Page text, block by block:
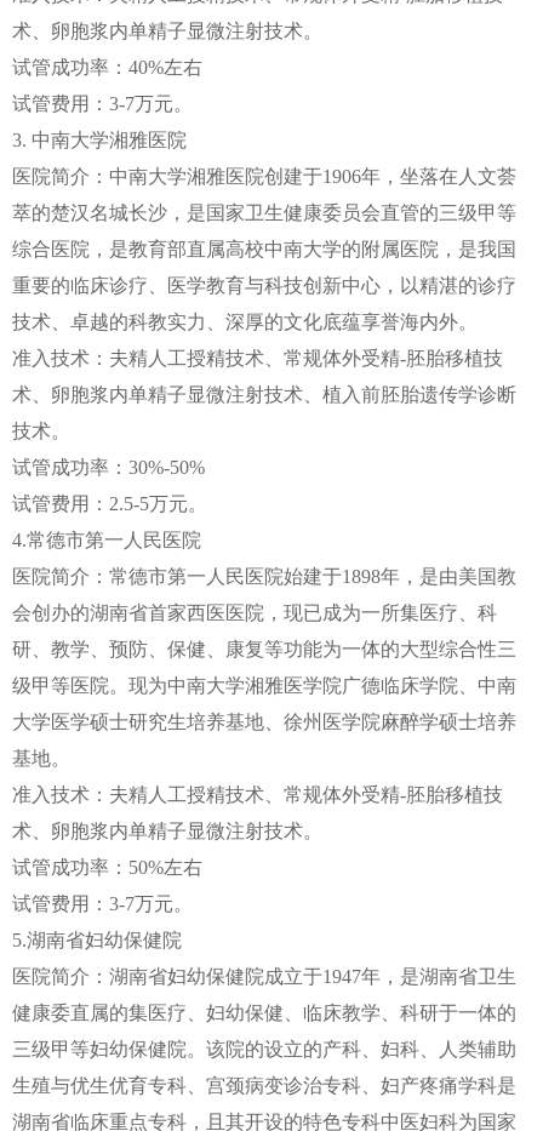
术、卵胞浆内单精子显微注射技术。
试管成功率：40%左右
试管费用：3-7万元。
3. 中南大学湘雅医院
医院简介：中南大学湘雅医院创建于1906年，坐落在人文荟
萃的楚汉名城长沙，是国家卫生健康委员会直管的三级甲等
综合医院，是教育部直属高校中南大学的附属医院，是我国
重要的临床诊疗、医学教育与科技创新中心，以精湛的诊疗
技术、卓越的科教实力、深厚的文化底蕴享誉海内外。
准入技术：夫精人工授精技术、常规体外受精-胚胎移植技
术、卵胞浆内单精子显微注射技术、植入前胚胎遗传学诊断
技术。
试管成功率：30%-50%
试管费用：2.5-5万元。
4.常德市第一人民医院
医院简介：常德市第一人民医院始建于1898年，是由美国教
会创办的湖南省首家西医医院，现已成为一所集医疗、科
研、教学、预防、保健、康复等功能为一体的大型综合性三
级甲等医院。现为中南大学湘雅医学院广德临床学院、中南
大学医学硕士研究生培养基地、徐州医学院麻醉学硕士培养
基地。
准入技术：夫精人工授精技术、常规体外受精-胚胎移植技
术、卵胞浆内单精子显微注射技术。
试管成功率：50%左右
试管费用：3-7万元。
5.湖南省妇幼保健院
医院简介：湖南省妇幼保健院成立于1947年，是湖南省卫生
健康委直属的集医疗、妇幼保健、临床教学、科研于一体的
三级甲等妇幼保健院。该院的设立的产科、妇科、人类辅助
生殖与优生优育专科、宫颈病变诊治专科、妇产疼痛学科是
湖南省临床重点专科，且其开设的特色专科中医妇科为国家